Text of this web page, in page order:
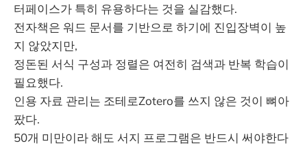
터페이스가 특히 유용하다는 것을 실감했다.
전자책은 워드 문서를 기반으로 하기에 진입장벽이 높
지 않았지만,
정돈된 서식 구성과 정렬은 여전히 검색과 반복 학습이
필요했다.
인용 자료 관리는 조테로Zotero를 쓰지 않은 것이 뼈아
팠다.
50개 미만이라 해도 서지 프로그램은 반드시 써야한다